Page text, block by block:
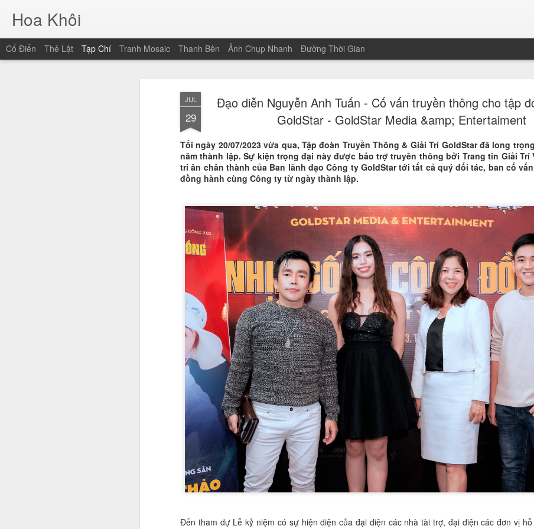
JUL
29
Đạo diễn Nguyễn Anh Tuấn - Cố vấn truyền thông cho tập
GoldStar - GoldStar Media &amp; Entertaiment
Tối ngày 20/07/2023 vừa qua, Tập đoàn Truyền Thông & Giải Trí GoldStar đã long
năm thành lập. Sự kiện trọng đại này được bảo trợ truyền thông bởi Trang tin Giải Trí
tri ân chân thành của Ban lãnh đạo Công ty GoldStar tới tất cả quý đối tác, ban cố
đồng hành cùng Công ty từ ngày thành lập.
Đến tham dự Lễ kỷ niệm có sự hiện diện của đại diện các nhà tài trợ, đại diện các đơn vị
Hoa Khôi
Cổ Điển Thẻ Lật Tạp Chí Tranh Mosaic Thanh Bên Ảnh Chụp Nhanh Đường Thời Gian
19
Nguyễn
Hoa khôi Nét
Nam
Vượt qua 221 thí sinh trên cả
sinh và sinh viên Trường Đại
sảo của một thế hệ sinh viên mới.
Màn ứng xử song ngữ "gây
Điểm nhấn giúp Thanh Xuân
trong vòng thi ứng xử. Với
chuẩn quốc tế, cô đã mang
thuyết phục về chủ đề: Hoạt
lá vì sức khỏe người tiêu dùng.
Nhan sắc con gái Hoa
khôi bóng chuyền Kim
Ngắm nhan sắc "cực phẩm" của
DEC
20
Trần Thị Thanh Hương
Á khôi 1 Hoa khôi
Việt Nam 2025.
ĐỖ THỊ THU HUYỀN
– NỮ SINH 21 TUỔI
BTV TRUYỀN HÌNH,